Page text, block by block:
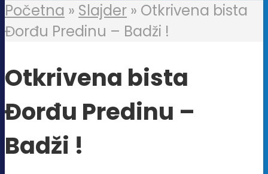
Početna » Slajder » Otkrivena bista
Đorđu Predinu – Badži !
Otkrivena bista
Đorđu Predinu –
Badži !